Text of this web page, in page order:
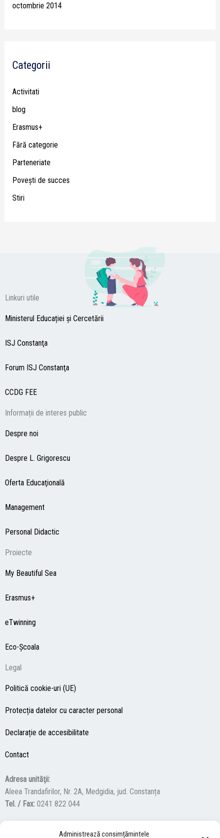
Administrează consimțămintele
octombrie 2014
Categorii
Activitati
blog
Erasmus+
Fără categorie
Parteneriate
Poveşti de succes
Stiri
Linkuri utile
Ministerul Educației și Cercetării
ISJ Constanţa
Forum ISJ Constanţa
CCDG FEE
Informații de interes public
Despre noi
Despre L. Grigorescu
Oferta Educaţională
Management
Personal Didactic
Proiecte
My Beautiful Sea
Erasmus+
eTwinning
Eco-Şcoala
Legal
Politică cookie-uri (UE)
Protecția datelor cu caracter personal
Declarație de accesibilitate
Contact
Adresa unităţii:
Aleea Trandafirilor, Nr. 2A, Medgidia, jud. Constanța
Tel. / Fax: 0241 822 044